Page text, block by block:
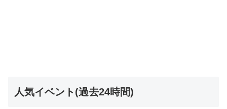
人気イベント(過去24時間)